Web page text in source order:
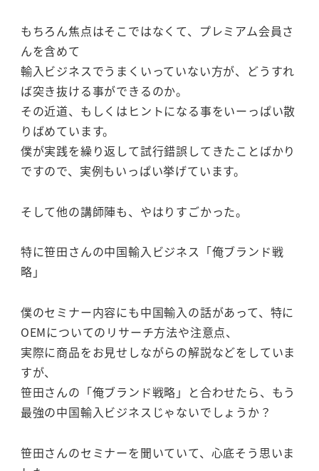
もちろん焦点はそこではなくて、プレミアム会員さ
んを含めて
輸入ビジネスでうまくいっていない方が、どうすれ
ば突き抜ける事ができるのか。
その近道、もしくはヒントになる事をいーっぱい散
りばめています。
僕が実践を繰り返して試行錯誤してきたことばかり
ですので、実例もいっぱい挙げています。
そして他の講師陣も、やはりすごかった。
特に笹田さんの中国輸入ビジネス「俺ブランド戦
略」
僕のセミナー内容にも中国輸入の話があって、特に
OEMについてのリサーチ方法や注意点、
実際に商品をお見せしながらの解説などをしていま
すが、
笹田さんの「俺ブランド戦略」と合わせたら、もう
最強の中国輸入ビジネスじゃないでしょうか？
笹田さんのセミナーを聞いていて、心底そう思いま